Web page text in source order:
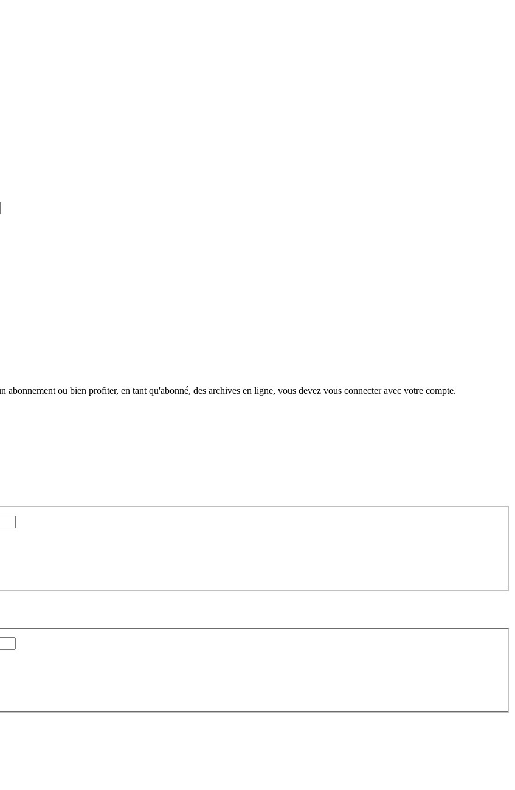
ou bien profiter, en tant qu'abonné, des archives en ligne, vous devez vous connecter avec votre compte.